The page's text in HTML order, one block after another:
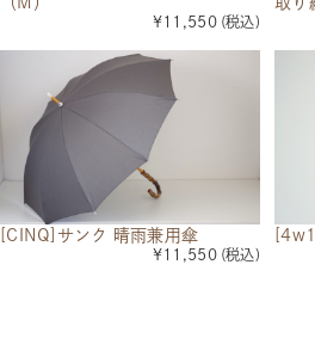
¥11,550 (税込)
[CINQ]サンク 晴雨兼用傘
¥11,550 (税込)